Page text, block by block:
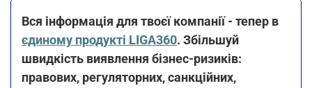
Вся інформація для твоєї компанії - тепер в
єдиному продукті LIGA360. Збільшуй
швидкість виявлення бізнес-ризиків:
правових, регуляторних, санкційних,